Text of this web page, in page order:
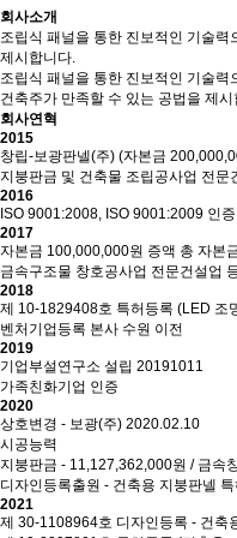
회사소개
조립식 패널을 통한 진보적인 기술
제시합니다.
조립식 패널을 통한 진보적인 기술력
건축주가 만족할 수 있는 공법을 제시
회사연혁
2015
창립-보광판넬(주) (자본금
지붕판금 및 건축물 조립공사업 전문
2016
ISO 9001:2008, ISO 9001:2009 인
2017
자본금 100,000,000원 증액 총 자본
금속구조물 창호공사업 전문건설업
2018
제 10-1829408호 특허등록 (LED 조
벤처기업등록 본사 수원 이전
2019
기업부설연구소 설립 20191011
가족친화기업 인증
2020
상호변경 - 보광(주) 2020.02.10
시공능력
지붕판금 - 11,127,362,000원 / 금속
디자인등록출원 - 건축용 지붕판넬
2021
제 30-1108964호 디자인등록 - 건축